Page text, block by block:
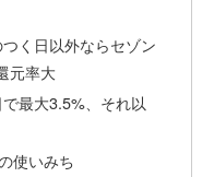
く日以外ならセゾン
元率大
最大3.5%、それ以
使いみち